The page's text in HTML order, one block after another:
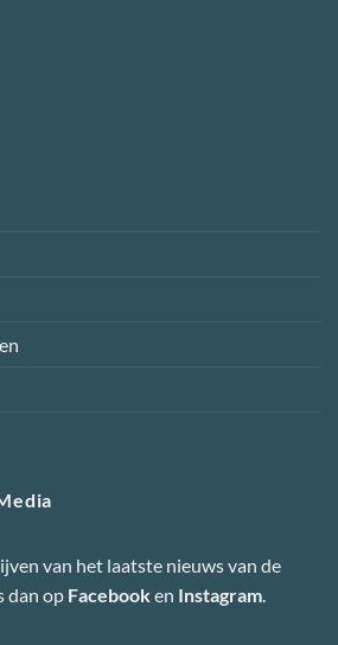
van het laatste nieuws van de
dan op Facebooken Instagram.